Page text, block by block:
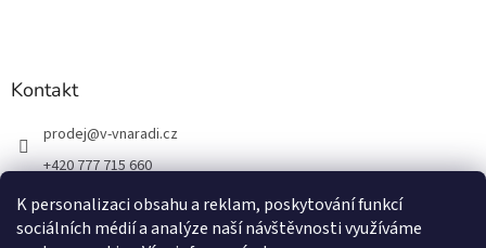
K personalizaci obsahu a reklam, poskytování funkcí
sociálních médií a analýze naší návštěvnosti využíváme
Kontakt
prodej@v-vnaradi.cz
+420 777 715 660